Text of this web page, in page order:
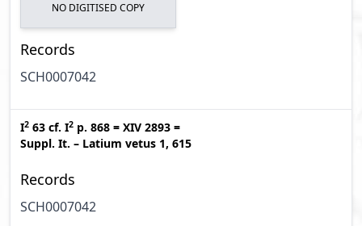
NO DIGITISED COPY
Records
SCH0007042
I2 63 cf. I2 p. 868 = XIV 2893 =
Suppl. It. – Latium vetus 1, 615
Records
SCH0007042